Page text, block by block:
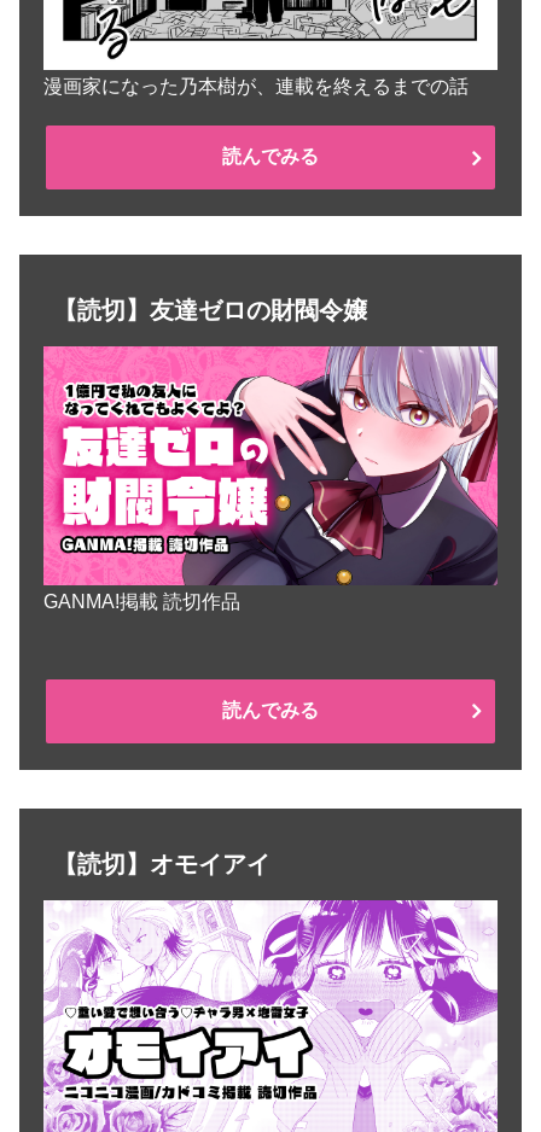
漫画家になった乃本樹が、連載を終えるまでの話
読んでみる
【読切】友達ゼロの財閥令嬢
GANMA!掲載 読切作品
読んでみる
【読切】オモイアイ